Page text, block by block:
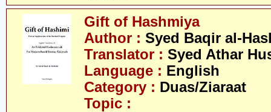
Gift of Hashmiya
Author : Syed Baqir al-
Translator : Syed Athar
Language : English
Category : Duas/Ziaraat
Topic :